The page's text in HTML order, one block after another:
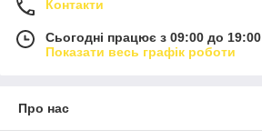
Контакти
Сьогодні працює з 09:00 до 19:00
Показати весь графік роботи
Про нас